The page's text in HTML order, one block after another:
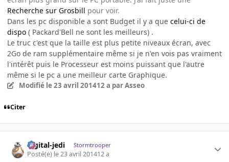
Recherche sur Grosbill pour voir.
Dans les pc disponible a sont Budget il y a que celui-ci de
dispo ( Packard'Bell ne sont les meilleurs) .
Le truc c'est que la taille est plus petite niveaux écran, avec
2Go de ram supplémentaire même si je n'en vois pas vraiment
l'intérêt puis le Processeur est moins puissant que l'autre
même si le pc a une meilleur carte Graphique.
Modifié le 23 avril 201412 a par Asseo
Citer
digital-jedi Stormtrooper
Posté(e) le 23 avril 201412 a